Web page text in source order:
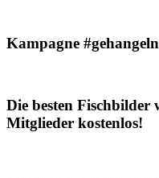
Kampagne #gehangeln
Die besten
Mitglieder kostenlos!